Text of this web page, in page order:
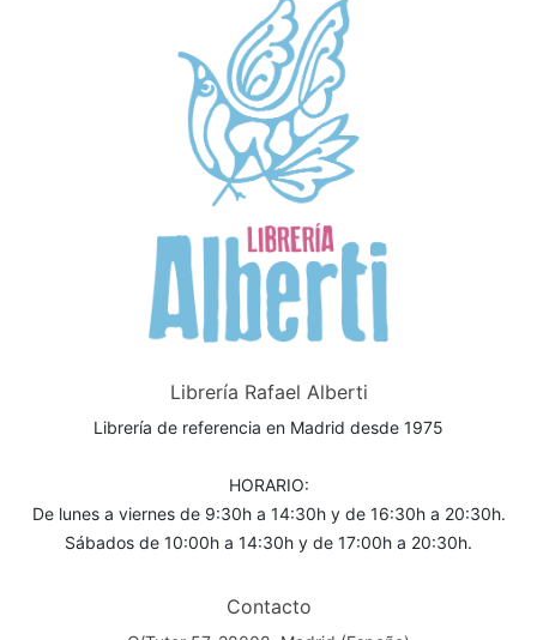
Librería Rafael Alberti
Librería de referencia en Madrid desde 1975
HORARIO:
De lunes a viernes de 9:30h a 14:30h y de 16:30h a 20:30h.
Sábados de 10:00h a 14:30h y de 17:00h a 20:30h.
Contacto